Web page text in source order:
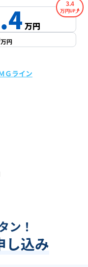
万円
3.4
万円
万円
Ｇライン
ン！
し込み